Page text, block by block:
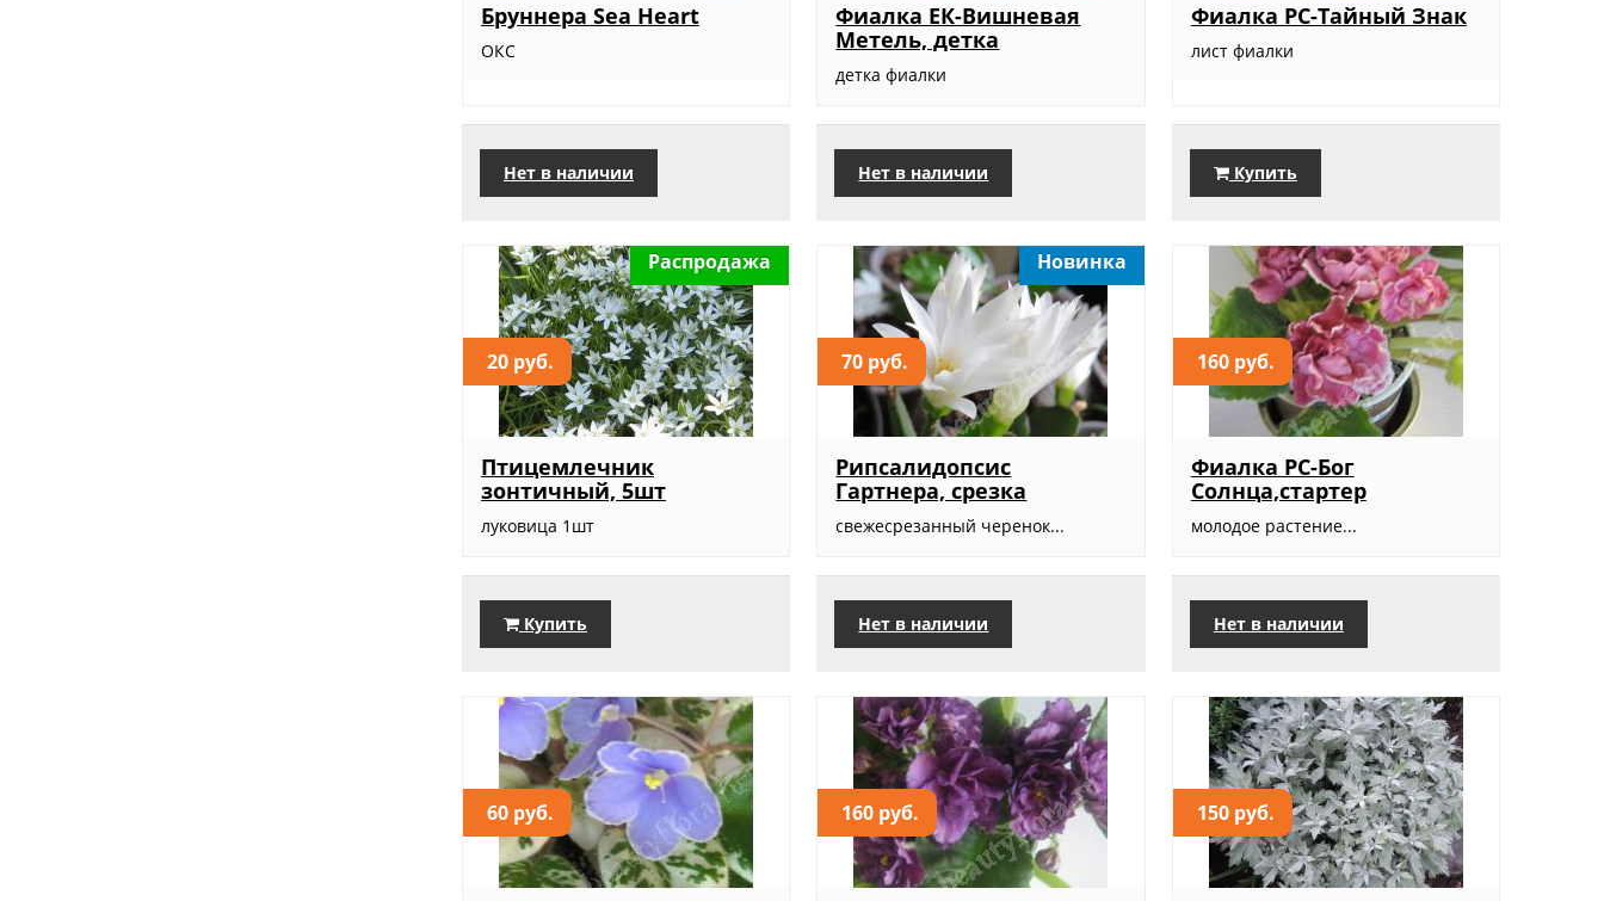
Бруннера Sea Heart
ОКС
Нет в наличии
Фиалка ЕК-Вишневая
Метель, детка
детка фиалки
Нет в наличии
Фиалка РС-Тайный Знак
лист фиалки
Купить
20 руб.
Распродажа
Птицемлечник
зонтичный, 5шт
луковица 1шт
Купить
70 руб.
Новинка
Рипсалидопсис
Гартнера, срезка
свежесрезанный черенок...
Нет в наличии
160 руб.
Фиалка РС-Бог
Солнца,стартер
молодое растение...
Нет в наличии
60 руб. 160 руб. 150 руб.